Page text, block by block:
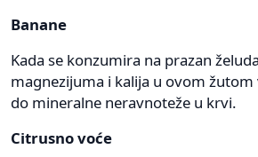
Banane
Kada se konzumira na prazan
magnezijuma i kalija u ovom
do mineralne neravnoteže u krvi.
Citrusno voće